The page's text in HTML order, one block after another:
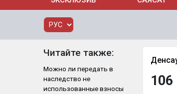
Читайте также:
Можно ли передать в
наследство не
использованные взносы